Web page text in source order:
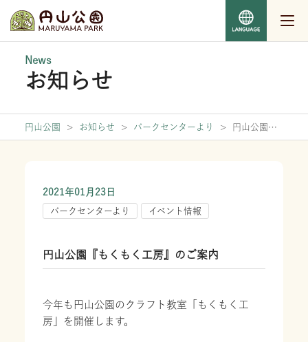
News
お知らせ
円山公園 > お知らせ > パークセンターより >
円山公園
『もくもく工房』のご案内
2021年01月23日
パークセンターより イベント情報
円山公園『もくもく工房』のご案内
今年も円山公園のクラフト教室「もくもく工
房」を開催します。